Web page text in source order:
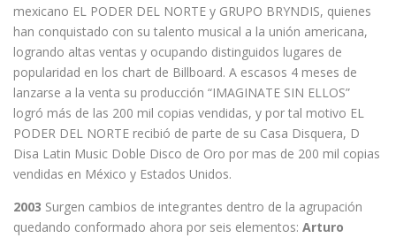
mexicano EL PODER DEL NORTE y GRUPO BRYNDIS, quienes
han conquistado con su talento musical a la unión americana,
logrando altas ventas y ocupando distinguidos lugares de
popularidad en los chart de Billboard. A escasos 4 meses de
lanzarse a la venta su producción “IMAGINATE SIN ELLOS”
logró más de las 200 mil copias vendidas, y por tal motivo EL
PODER DEL NORTE recibió de parte de su Casa Disquera, D
Disa Latin Music Doble Disco de Oro por mas de 200 mil copias
vendidas en México y Estados Unidos.
2003 Surgen cambios de integrantes dentro de la agrupación
quedando conformado ahora por seis elementos: Arturo